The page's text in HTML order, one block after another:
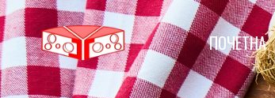
Skip
to
content
ПОЧЕТНА